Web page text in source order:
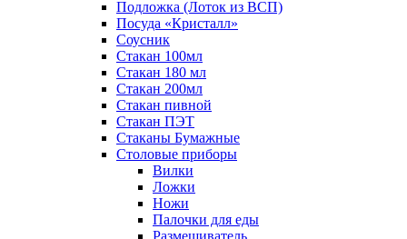
Подложка (Лоток из ВСП)
Посуда «Кристалл»
Соусник
Стакан 100мл
Стакан 180 мл
Стакан 200мл
Стакан пивной
Стакан ПЭТ
Стаканы Бумажные
Столовые приборы
Вилки
Ложки
Ножи
Палочки для еды
Размешиватель